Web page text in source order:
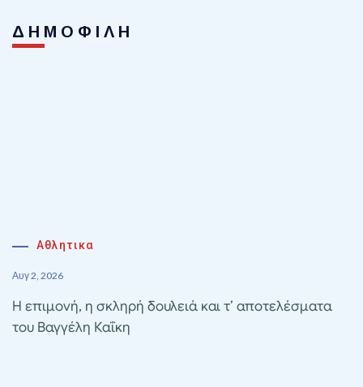
ΔΗΜΟΦΙΛΗ
Αθλητικα
Αυγ 2, 2026
Η επιμονή, η σκληρή δουλειά και τ’ αποτελέσματα
του Βαγγέλη Καΐκη